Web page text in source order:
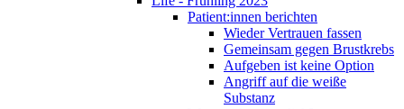
Patient:innen berichten
Wieder Vertrauen fassen
Gemeinsam gegen Brustkrebs
Aufgeben ist keine Option
Angriff auf die weiße
Substanz